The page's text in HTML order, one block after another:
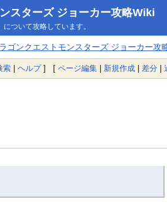
スターズ ジョーカー攻略Wiki
ついて攻略しています。
ラゴンクエストモンスターズ ジョーカー攻
索 | ヘルプ] [ ページ編集 | 新規作成 | 差分 |